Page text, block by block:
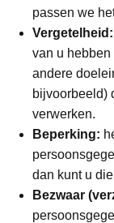
passen we
Vergetelheid:
van u
andere
bijvoorbeeld)
verwerken.
Beperking:
dan kunt u
Bezwaar